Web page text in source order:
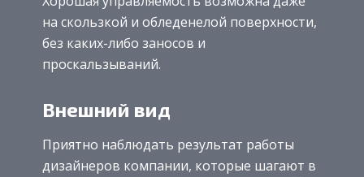
на скользкой и обледенелой поверхности,
без каких-либо заносов и
проскальзываний.
Внешний вид
Приятно наблюдать результат работы
дизайнеров компании, которые шагают в